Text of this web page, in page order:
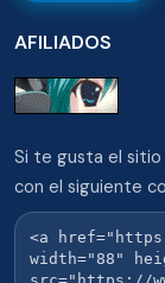
AFILIADOS
Si te gusta el sitio
con el siguiente